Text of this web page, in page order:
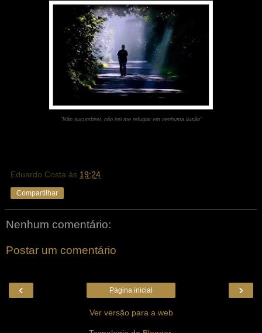
"Não sucumbirei, não irei me refugiar em nenhuma ilusão"
Eduardo Costa às 19:24
Compartilhar
Nenhum comentário:
Postar um comentário
‹ ›
Página inicial
Ver versão para a web